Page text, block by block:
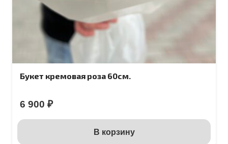
Букет кремовая роза 60см.
6 900 ₽
В корзину